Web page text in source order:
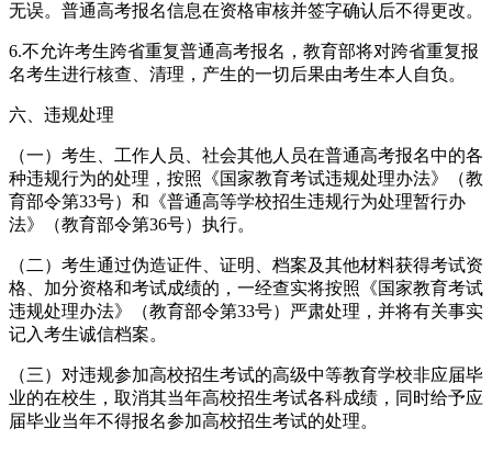
无误。普通高考报名信息在资格审核并签字确认后不得更改。
6.不允许考生跨省重复普通高考报名，教育部将对跨省重复报
名考生进行核查、清理，产生的一切后果由考生本人自负。
六、违规处理
（一）考生、工作人员、社会其他人员在普通高考报名中的各
种违规行为的处理，按照《国家教育考试违规处理办法》（教
育部令第33号）和《普通高等学校招生违规行为处理暂行办
法》（教育部令第36号）执行。
（二）考生通过伪造证件、证明、档案及其他材料获得考试资
格、加分资格和考试成绩的，一经查实将按照《国家教育考试
违规处理办法》（教育部令第33号）严肃处理，并将有关事实
记入考生诚信档案。
（三）对违规参加高校招生考试的高级中等教育学校非应届毕
业的在校生，取消其当年高校招生考试各科成绩，同时给予应
届毕业当年不得报名参加高校招生考试的处理。